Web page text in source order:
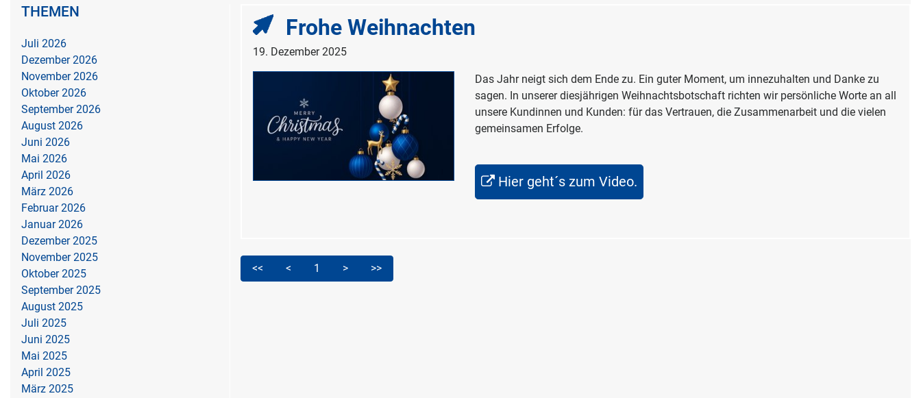
THEMEN
Juli 2026
Dezember 2026
November 2026
Oktober 2026
September 2026
August 2026
Juni 2026
Mai 2026
April 2026
März 2026
Februar 2026
Januar 2026
Dezember 2025
November 2025
Oktober 2025
September 2025
August 2025
Juli 2025
Juni 2025
Mai 2025
April 2025
März 2025
Frohe Weihnachten
19. Dezember 2025
Das Jahr neigt sich dem Ende zu. Ein guter Moment, um innezuhalten und Danke zu
sagen. In unserer diesjährigen Weihnachtsbotschaft richten wir persönliche Worte an all
unsere Kundinnen und Kunden: für das Vertrauen, die Zusammenarbeit und die vielen
gemeinsamen Erfolge.
Hier geht´s zum Video.
<< < 1 > >>